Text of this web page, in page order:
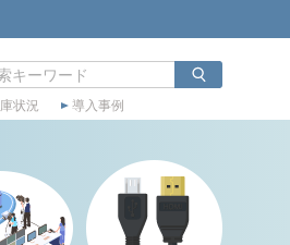
状況 導入事例